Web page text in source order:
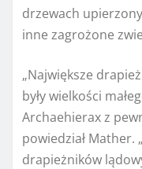
drzewach
inne zagrożone
„Największe
były wielkości
Archaehierax z
powiedział Mather.
drapieżników